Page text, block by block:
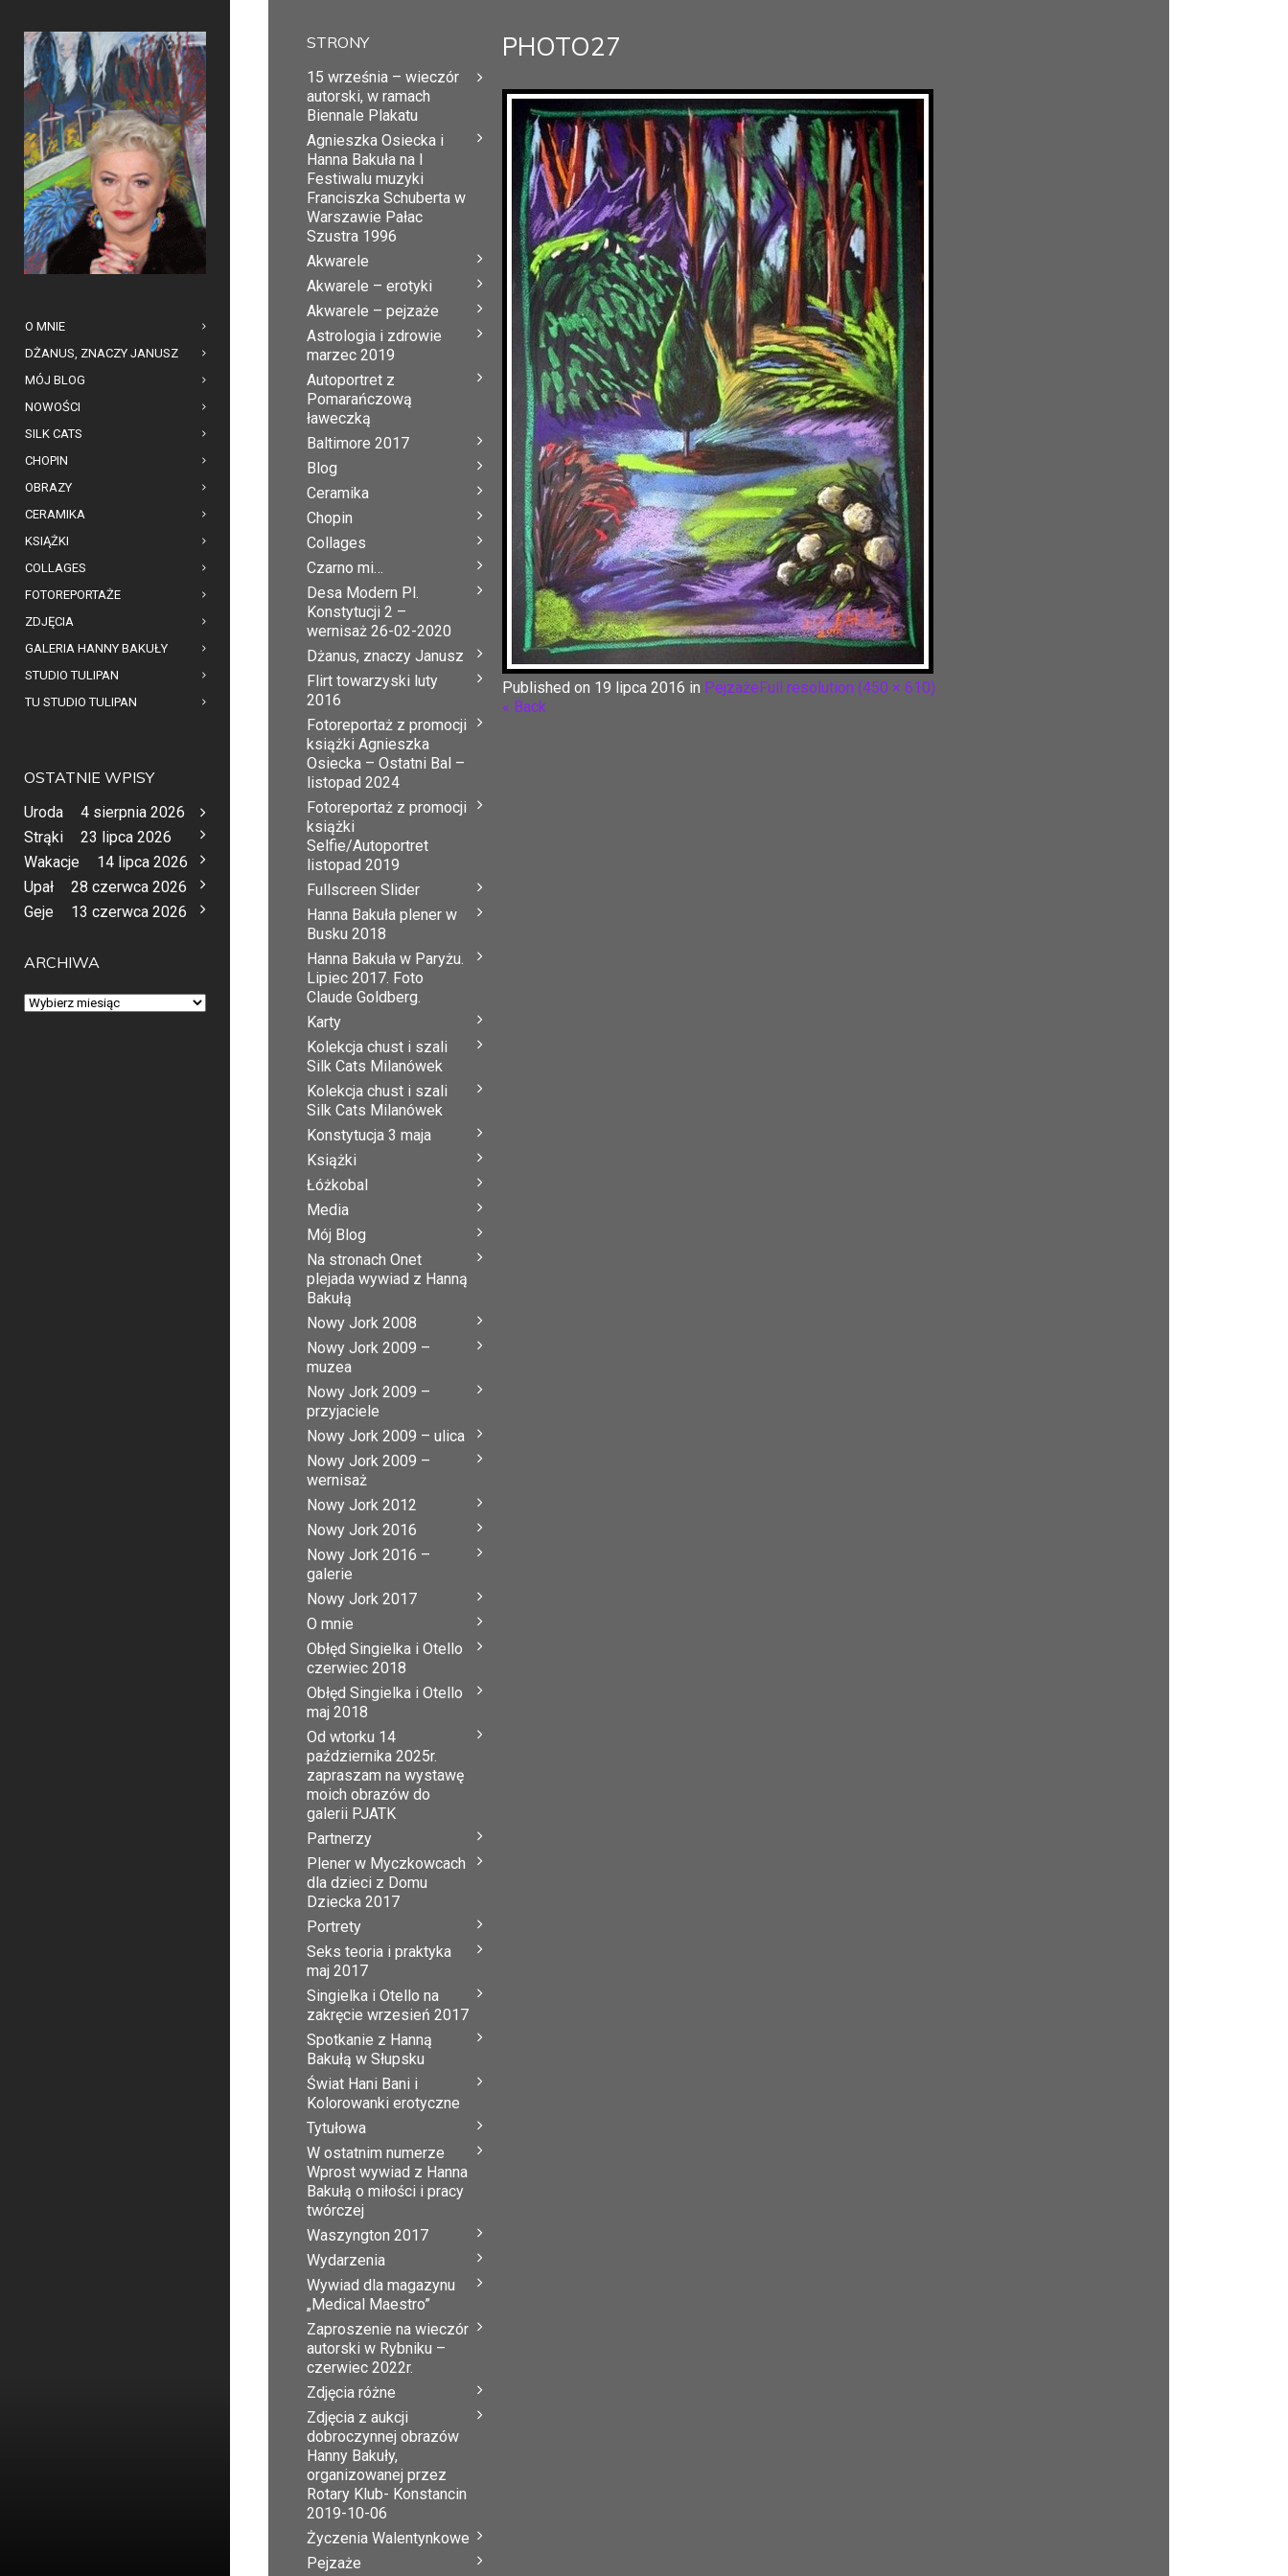
O MNIE
DŻANUS, ZNACZY JANUSZ
MÓJ BLOG
NOWOŚCI
SILK CATS
CHOPIN
OBRAZY
CERAMIKA
KSIĄŻKI
COLLAGES
FOTOREPORTAŻE
ZDJĘCIA
GALERIA HANNY BAKUŁY
STUDIO TULIPAN
TU STUDIO TULIPAN
OSTATNIE WPISY
Uroda
4 sierpnia 2026
Strąki
23 lipca 2026
Wakacje
14 lipca 2026
Upał
28 czerwca 2026
Geje
13 czerwca 2026
ARCHIWA
Archiwa
PHOTO27
Published on 19 lipca 2016 in PejzażeFull resolution (450 × 610)
« Back
STRONY
15 września – wieczór
autorski, w ramach
Biennale Plakatu
Agnieszka Osiecka i
Hanna Bakuła na I
Festiwalu muzyki
Franciszka Schuberta w
Warszawie Pałac
Szustra 1996
Akwarele
Akwarele – erotyki
Akwarele – pejzaże
Astrologia i zdrowie
marzec 2019
Autoportret z
Pomarańczową
ławeczką
Baltimore 2017
Blog
Ceramika
Chopin
Collages
Czarno mi…
Desa Modern Pl.
Konstytucji 2 –
wernisaż 26-02-2020
Dżanus, znaczy Janusz
Flirt towarzyski luty
2016
Fotoreportaż z promocji
książki Agnieszka
Osiecka – Ostatni Bal –
listopad 2024
Fotoreportaż z promocji
książki
Selfie/Autoportret
listopad 2019
Fullscreen Slider
Hanna Bakuła plener w
Busku 2018
Hanna Bakuła w Paryżu.
Lipiec 2017. Foto
Claude Goldberg.
Karty
Kolekcja chust i szali
Silk Cats Milanówek
Kolekcja chust i szali
Silk Cats Milanówek
Konstytucja 3 maja
Książki
Łóżkobal
Media
Mój Blog
Na stronach Onet
plejada wywiad z Hanną
Bakułą
Nowy Jork 2008
Nowy Jork 2009 –
muzea
Nowy Jork 2009 –
przyjaciele
Nowy Jork 2009 – ulica
Nowy Jork 2009 –
wernisaż
Nowy Jork 2012
Nowy Jork 2016
Nowy Jork 2016 –
galerie
Nowy Jork 2017
O mnie
Obłęd Singielka i Otello
czerwiec 2018
Obłęd Singielka i Otello
maj 2018
Od wtorku 14
października 2025r.
zapraszam na wystawę
moich obrazów do
galerii PJATK
Partnerzy
Plener w Myczkowcach
dla dzieci z Domu
Dziecka 2017
Portrety
Seks teoria i praktyka
maj 2017
Singielka i Otello na
zakręcie wrzesień 2017
Spotkanie z Hanną
Bakułą w Słupsku
Świat Hani Bani i
Kolorowanki erotyczne
Tytułowa
W ostatnim numerze
Wprost wywiad z Hanna
Bakułą o miłości i pracy
twórczej
Waszyngton 2017
Wydarzenia
Wywiad dla magazynu
„Medical Maestro”
Zaproszenie na wieczór
autorski w Rybniku –
czerwiec 2022r.
Zdjęcia różne
Zdjęcia z aukcji
dobroczynnej obrazów
Hanny Bakuły,
organizowanej przez
Rotary Klub- Konstancin
2019-10-06
Życzenia Walentynkowe
Pejzaże